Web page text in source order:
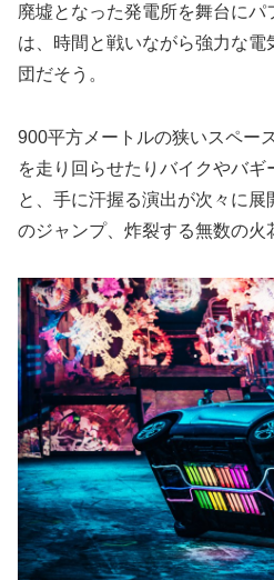
廃墟となった発電所を舞台に
は、時間と戦いながら強力な
団だそう。
900平方メートルの狭いスペー
を走り回らせたりバイクやバギ
と、手に汗握る演出が次々に
のジャンプ、炸裂する無数の火